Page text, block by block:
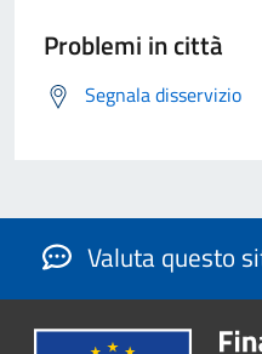
Problemi in città
Segnala disservizio
Valuta questo